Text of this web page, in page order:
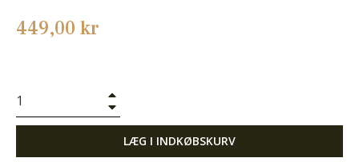
Normalpris
449,00 kr
LÆG I INDKØBSKURV